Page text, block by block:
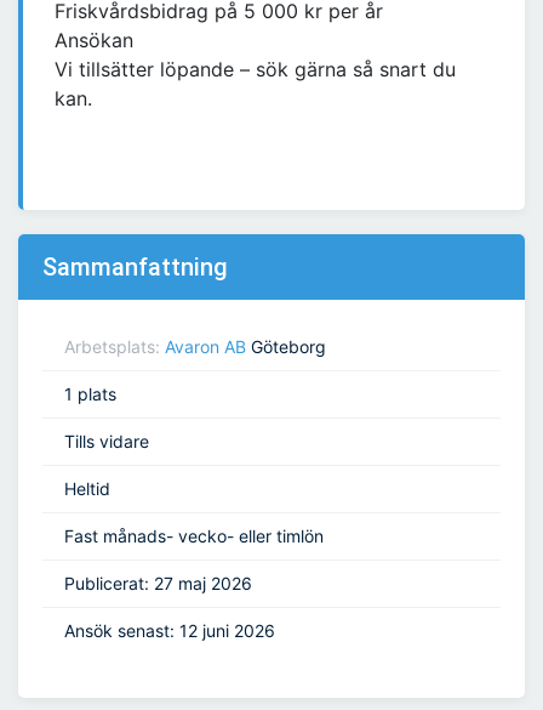
Friskvårdsbidrag på 5 000 kr per år
Ansökan
Vi tillsätter löpande – sök gärna så snart du
kan.
Sammanfattning
Arbetsplats: Avaron AB Göteborg
1 plats
Tills vidare
Heltid
Fast månads- vecko- eller timlön
Publicerat: 27 maj 2026
Ansök senast: 12 juni 2026